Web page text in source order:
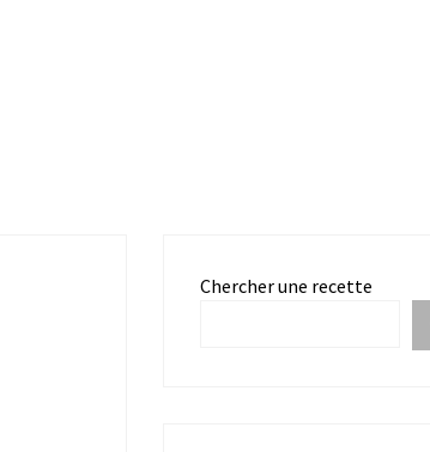
Chercher une recette